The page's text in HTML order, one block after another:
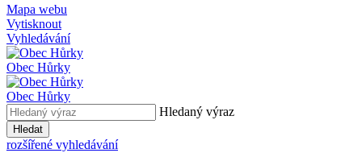
Mapa webu
Vytisknout
Vyhledávání
Obec Hůrky
Obec Hůrky
Hledaný výraz
Hledat
rozšířené vyhledávání